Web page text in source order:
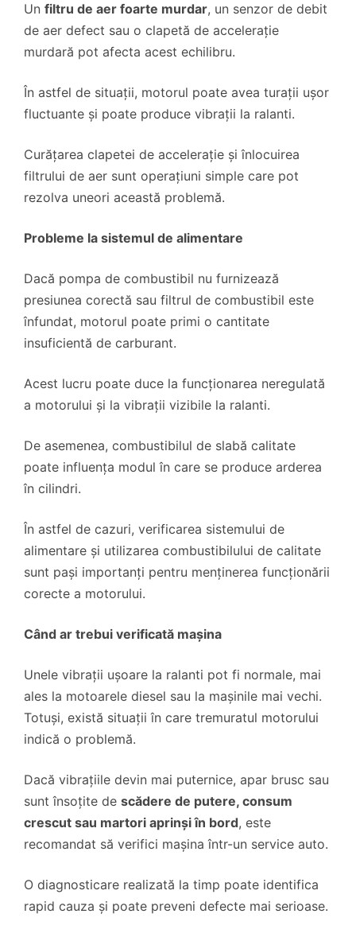
Un filtru de aer foarte murdar, un senzor de debit
de aer defect sau o clapetă de accelerație
murdară pot afecta acest echilibru.
În astfel de situații, motorul poate avea turații ușor
fluctuante și poate produce vibrații la ralanti.
Curățarea clapetei de accelerație și înlocuirea
filtrului de aer sunt operațiuni simple care pot
rezolva uneori această problemă.
Probleme la sistemul de alimentare
Dacă pompa de combustibil nu furnizează
presiunea corectă sau filtrul de combustibil este
înfundat, motorul poate primi o cantitate
insuficientă de carburant.
Acest lucru poate duce la funcționarea neregulată
a motorului și la vibrații vizibile la ralanti.
De asemenea, combustibilul de slabă calitate
poate influența modul în care se produce arderea
în cilindri.
În astfel de cazuri, verificarea sistemului de
alimentare și utilizarea combustibilului de calitate
sunt pași importanți pentru menținerea funcționării
corecte a motorului.
Când ar trebui verificată mașina
Unele vibrații ușoare la ralanti pot fi normale, mai
ales la motoarele diesel sau la mașinile mai vechi.
Totuși, există situații în care tremuratul motorului
indică o problemă.
Dacă vibrațiile devin mai puternice, apar brusc sau
sunt însoțite de scădere de putere, consum
crescut sau martori aprinși în bord, este
recomandat să verifici mașina într-un service auto.
O diagnosticare realizată la timp poate identifica
rapid cauza și poate preveni defecte mai serioase.